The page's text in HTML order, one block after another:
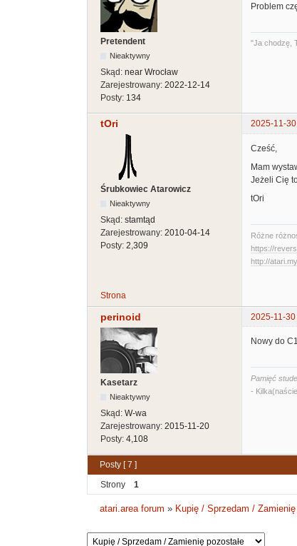
Pretendent
Nieaktywny
Skąd: near Wrocław
Zarejestrowany: 2022-12-14
Posty: 134
Problem
"Ja chodzę,
tOri 2025-11-
Śrubkowiec Atarowicz
Nieaktywny
Skąd: stamtąd
Zarejestrowany: 2010-04-14
Posty: 2,309
Cześć,
Mam
Jeżeli Cię
tOri
Różne
https://
http://
Strona
perinoid 2025-11-
Kasetarz
Nieaktywny
Skąd: W-wa
Zarejestrowany: 2015-11-20
Posty: 4,108
Nowy do
Pamięć
-
Posty [ 7 ]
Strony
1
atari.area forum » Kupię / Sprzedam / Zamienię